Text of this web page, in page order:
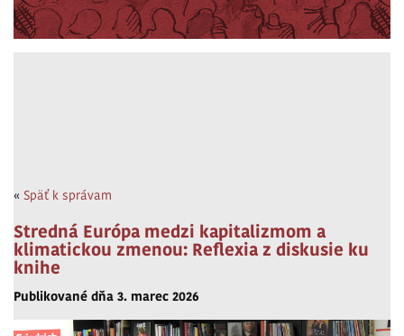
« Späť k správam
Stredná Európa medzi kapitalizmom a
klimatickou zmenou: Reflexia z diskusie ku
knihe
Publikované dňa 3. marec 2026